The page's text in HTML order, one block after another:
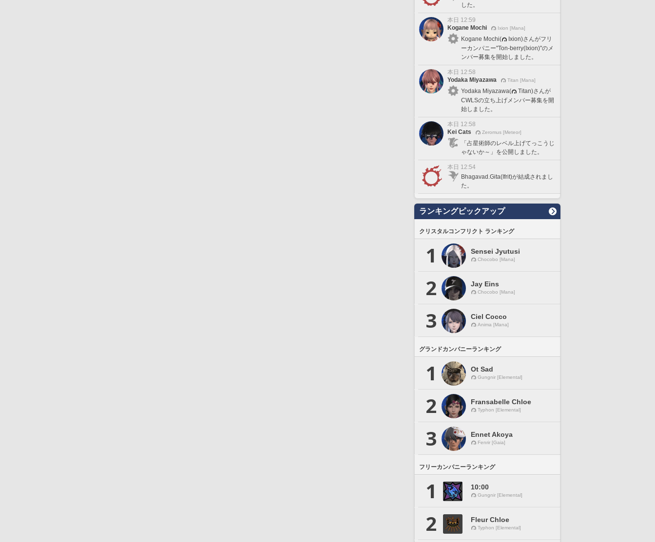
した。
本日 12:59
Kogane Mochi
Ixion [Mana]
Kogane Mochi(
Ixion)さんがフリ
ーカンパニー"Ton-berry(Ixion)"のメ
ンバー募集を開始しました。
本日 12:58
Yodaka Miyazawa
Titan [Mana]
Yodaka Miyazawa(
Titan)さんが
CWLSの立ち上げメンバー募集を開
始しました。
本日 12:58
Kei Cats
Zeromus [Meteor]
「占星術師のレベル上げてっこうじ
ゃないか～」を公開しました。
本日 12:54
Bhagavad.Gita(Ifrit)が結成されまし
た。
ランキングピックアップ
クリスタルコンフリクト ランキング
1 Sensei Jyutusi
Chocobo [Mana]
2 Jay Eins
Chocobo [Mana]
3 Ciel Cocco
Anima [Mana]
グランドカンパニーランキング
1 Ot Sad
Gungnir [Elemental]
2 Fransabelle Chloe
Typhon [Elemental]
3 Ennet Akoya
Fenrir [Gaia]
フリーカンパニーランキング
1 10:00
Gungnir [Elemental]
2 Fleur Chloe
Typhon [Elemental]